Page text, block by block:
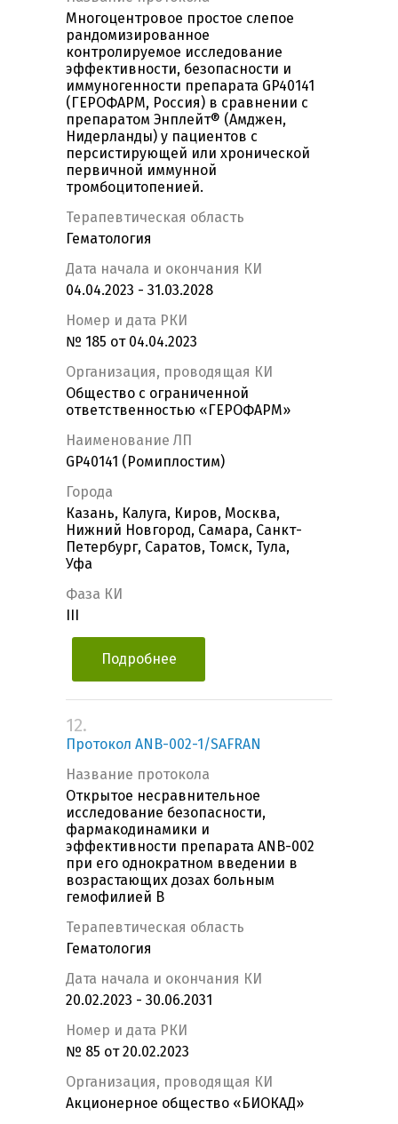
Многоцентровое простое слепое
рандомизированное
контролируемое исследование
эффективности, безопасности и
иммуногенности препарата GP40141
(ГЕРОФАРМ, Россия) в сравнении с
препаратом Энплейт® (Амджен,
Нидерланды) у пациентов с
персистирующей или хронической
первичной иммунной
тромбоцитопенией.
Терапевтическая область
Гематология
Дата начала и окончания КИ
04.04.2023 - 31.03.2028
Номер и дата РКИ
№ 185 от 04.04.2023
Организация, проводящая КИ
Общество с ограниченной
ответственностью «ГЕРОФАРМ»
Наименование ЛП
GP40141 (Ромиплостим)
Города
Казань, Калуга, Киров, Москва,
Нижний Новгород, Самара, Санкт-
Петербург, Саратов, Томск, Тула,
Уфа
Фаза КИ
Подробнее
12.
Протокол ANB-002-1/SAFRAN
Название протокола
Открытое несравнительное
исследование безопасности,
фармакодинамики и
эффективности препарата ANB-002
при его однократном введении в
возрастающих дозах больным
гемофилией B
Терапевтическая область
Гематология
Дата начала и окончания КИ
20.02.2023 - 30.06.2031
Номер и дата РКИ
№ 85 от 20.02.2023
Организация, проводящая КИ
Акционерное общество «БИОКАД»